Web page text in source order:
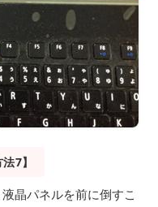
7】
晶パネルを前に倒すこ